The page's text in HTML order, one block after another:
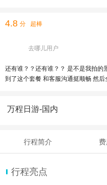
4.8 分 超棒
去哪儿用户
还有谁？？还有谁？？ 是不是我拍的
到了这个套餐 和客服沟通挺顺畅 然
万程日游-国内
行程简介
行程亮点